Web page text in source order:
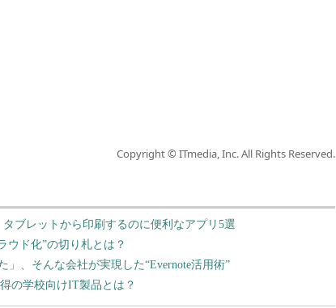
Copyright © ITmedia, Inc. All Rights Reserved.
ブレットから印刷するのに便利なアプリ5選
ウド化”の切り札とは？
」、そんな会社が実現した“Evernote活用術”
の学校向けIT製品とは？